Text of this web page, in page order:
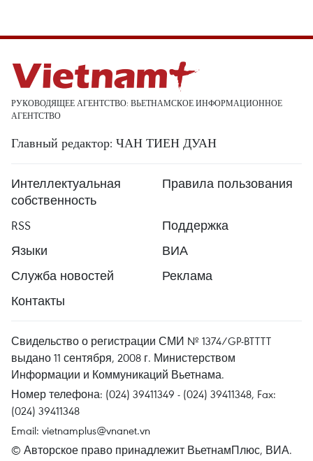
РУКОВОДЯЩЕЕ АГЕНТСТВО: ВЬЕТНАМСКОЕ ИНФОРМАЦИОННОЕ
АГЕНТСТВО
Главный редактор: ЧАН ТИЕН ДУАН
Интеллектуальная
собственность
Правила пользования
RSS
Поддержка
Языки
ВИА
Служба новостей
Реклама
Контакты
Свидельство о регистрации СМИ № 1374/GP-BTTTT
выдано 11 сентября, 2008 г. Министерством
Информации и Коммуникаций Вьетнама.
Номер телефона: (024) 39411349 - (024) 39411348, Fax:
(024) 39411348
Email: vietnamplus@vnanet.vn
© Авторское право принадлежит ВьетнамПлюс, ВИА.